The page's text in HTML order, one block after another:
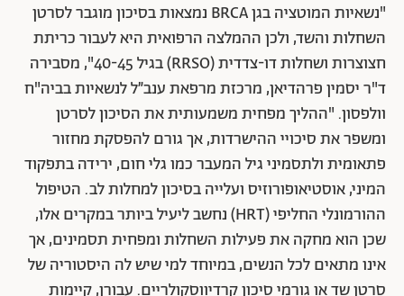
"נשאיות המוטציה בגן BRCA נמצאות בסיכון מוגבר לסרטן
השחלות והשד, ולכן ההמלצה הרפואית היא לעבור כריתת
חצוצרות ושחלות דו-צדדית (RRSO) בגיל 40-45", מסבירה
ד"ר יסמין פרהדיאן, מרכזת מרפאת ענב״ל לנשאיות בביה"ח
וולפסון. "ההליך מפחית משמעותית את הסיכון לסרטן
ומשפר את סיכויי ההישרדות, אך גורם להפסקת מחזור
פתאומית ולתסמיני גיל המעבר כמו גלי חום, ירידה בתפקוד
המיני, אוסטיאופורוזיס ועלייה בסיכון למחלות לב. הטיפול
ההורמונלי החליפי (HRT) נחשב ליעיל ביותר במקרים אלו,
שכן הוא מחקה את פעילות השחלות ומפחית תסמינים, אך
אינו מתאים לכל הנשים, במיוחד למי שיש לה היסטוריה של
סרטן שד או גורמי סיכון קרדיווסקולריים. עבורן, קיימות